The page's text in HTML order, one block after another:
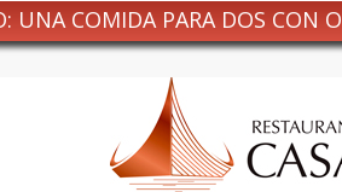
UNA COMIDA PARA DOS CON